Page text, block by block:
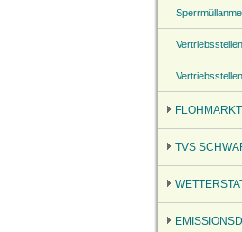
FLOHMARKT
TVS